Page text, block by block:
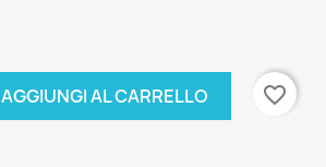
AGGIUNGI AL CARRELLO favorite_border